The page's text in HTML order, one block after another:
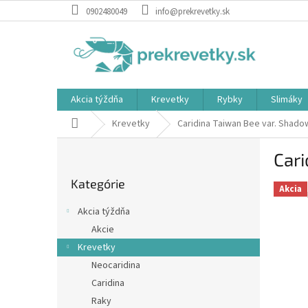
na
0902480049 info@prekrevetky.sk
Akcia týždňa Krevetky Rybky Slimáky
DomovKrevetky Caridina Taiwan Bee var.
a
kategórie
Kategórie
Akcia týždňa
Akcie
Krevetky
Neocaridina
Caridina
Raky
Akcia